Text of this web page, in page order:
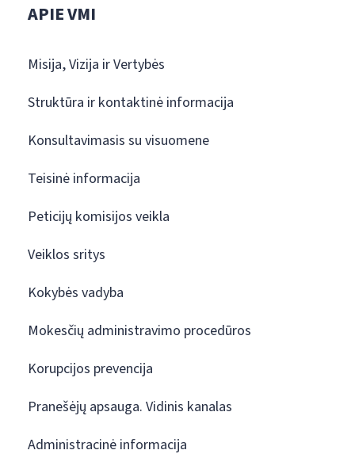
APIE VMI
Misija, Vizija ir Vertybės
Struktūra ir kontaktinė informacija
Konsultavimasis su visuomene
Teisinė informacija
Peticijų komisijos veikla
Veiklos sritys
Kokybės vadyba
Mokesčių administravimo procedūros
Korupcijos prevencija
Pranešėjų apsauga. Vidinis kanalas
Administracinė informacija